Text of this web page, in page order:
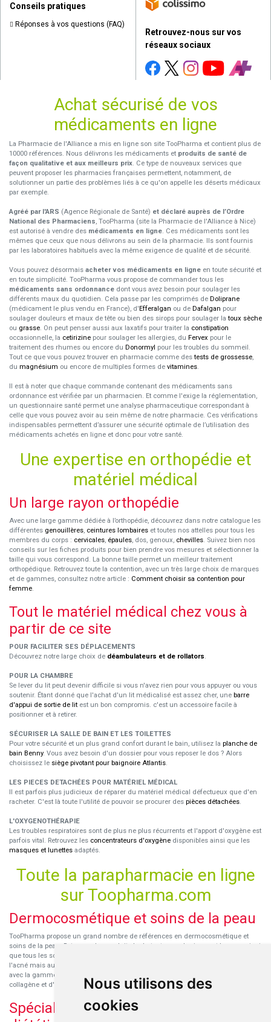
Nous utilisons des
cookies
Conseils pratiques
Réponses à vos questions (FAQ)
Retrouvez-nous sur vos
réseaux sociaux
Achat sécurisé de vos
médicaments en ligne
La Pharmacie de l'Alliance a mis en ligne son site TooPharma et contient plus de
10000 références. Nous délivrons les médicaments et produits de santé de
façon qualitative et aux meilleurs prix. Ce type de nouveaux services que
peuvent proposer les pharmacies françaises permettent, notamment, de
solutionner un partie des problèmes liés à ce qu'on appelle les déserts médicaux
par exemple.
Agréé par l'ARS (Agence Régionale de Santé) et déclaré auprès de l’Ordre
National des Pharmaciens, TooPharma (site la Pharmacie de l'Alliance à Nice)
est autorisé à vendre des médicaments en ligne. Ces médicaments sont les
mêmes que ceux que nous délivrons au sein de la pharmacie. Ils sont fournis
par les laboratoires habituels avec la même exigence de qualité et de sécurité.
Vous pouvez désormais acheter vos médicaments en ligne en toute sécurité et
en toute simplicité. TooPharma vous propose de commander tous les
médicaments sans ordonnance dont vous avez besoin pour soulager les
différents maux du quotidien. Cela passe par les comprimés de Doliprane
(médicament le plus vendu en France), d'Efferalgan ou de Dafalgan pour
soulager douleurs et maux de tête ou bien des sirops pour soulager latoux sèche
ou grasse. On peut penser aussi aux laxatifs pour traiter la constipation
occasionnelle, la cetirizine pour soulager les allergies, du Fervex pour le
traitement des rhumes ou encore du Donormyl pour les troubles du sommeil.
Tout ce que vous pouvez trouver en pharmacie comme destests de grossesse,
du magnésium ou encore de multiples formes de vitamines.
Il est à noter que chaque commande contenant des médicaments sans
ordonnance est vérifiée par un pharmacien. Et comme l'exige la réglementation,
un questionnaire santé permet une analyse pharmaceutique correspondant à
celle que vous pouvez avoir au sein même de notre pharmacie. Ces vérifications
indispensables permettent d’assurer une sécurité optimale de l’utilisation des
médicaments achetés en ligne et donc pour votre santé.
Une expertise en orthopédie et
matériel médical
Un large rayon orthopédie
Avec une large gamme dédiée à l’orthopédie, découvrez dans notre catalogue les
différentes genouillères, ceintures lombaires et toutes nos attelles pour tous les
membres du corps : cervicales, épaules, dos, genoux, chevilles. Suivez bien nos
conseils sur les fiches produits pour bien prendre vos mesures et sélectionner la
taille qui vous correspond. La bonne taille permet un meilleur traitement
orthopédique. Retrouvez toute la contention, avec un très large choix de marques
et de gammes, consultez notre article : Comment choisir sa contention pour
femme.
Tout le matériel médical chez vous à
partir de ce site
POUR FACILITER SES DÉPLACEMENTS
Découvrez notre large choix de déambulateurs et de rollators.
POUR LA CHAMBRE
Se lever du lit peut devenir difficile si vous n'avez rien pour vous appuyer ou vous
soutenir. Étant donné que l'achat d'un lit médicalisé est assez cher, une barre
d'appui de sortie de lit est un bon compromis. c'est un accessoire facile à
positionner et à retirer.
SÉCURISER LA SALLE DE BAIN ET LES TOILETTES
Pour votre sécurité et un plus grand confort durant le bain, utilisez la planche de
bain Benny. Vous avez besoin d'un dossier pour vous reposer le dos ? Alors
choisissez le siège pivotant pour baignoire Atlantis.
LES PIECES DETACHÉES POUR MATÉRIEL MÉDICAL
Il est parfois plus judicieux de réparer du matériel médical défectueux que d'en
racheter. C'est là toute l'utilité de pouvoir se procurer des pièces détachées.
L'OXYGENOTHÉRAPIE
Les troubles respiratoires sont de plus ne plus récurrents et l'apport d'oxygène est
parfois vital. Retrouvez les concentrateurs d'oxygène disponibles ainsi que les
masques et lunettes adaptés.
Toute la parapharmacie en ligne
sur Toopharma.com
Dermocosmétique et soins de la peau
TooPharma propose un grand nombre de références en dermocosmétique et
soins de la peau. Retrouvez les produits hydratants pour le visage et le corps ainsi
que tous les soins pour peaux sensibles ou à tendance atopique, les soins pour
l'acné mais aussi des démaquillants. Découvrez nos nouvelles références SVR
avec la gamme anti-âge pour les peaux encore jeunes
collagène et d'acide hyaluronique.
Spécialisation en micronutrition et